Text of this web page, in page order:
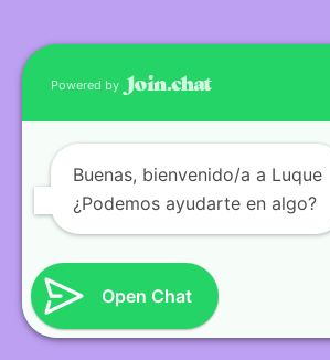
Powered by
Buenas, bienvenido/a a Luque
¿Podemos ayudarte en algo?
Open Chat